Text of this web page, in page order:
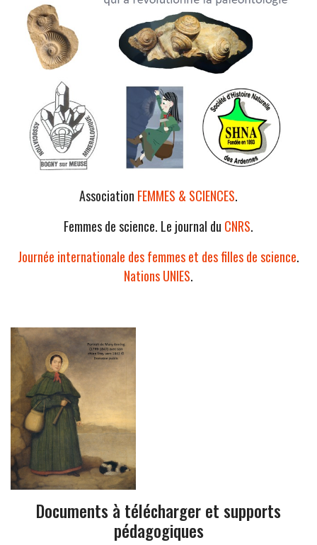
Association FEMMES & SCIENCES.
Femmes de science. Le journal du CNRS.
Journée internationale des femmes et des filles de science.
Nations UNIES.
Documents à télécharger et supports
pédagogiques